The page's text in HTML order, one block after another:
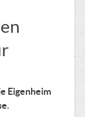
Eigenheim